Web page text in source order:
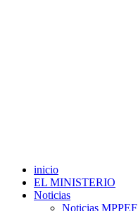
inicio
EL MINISTERIO
Noticias
Noticias MPPEF